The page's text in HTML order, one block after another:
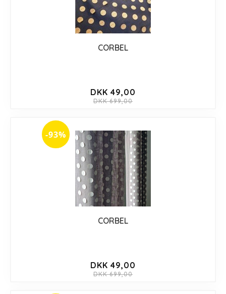
CORBEL
DKK 49,00
DKK 699,00
-93%
CORBEL
DKK 49,00
DKK 699,00